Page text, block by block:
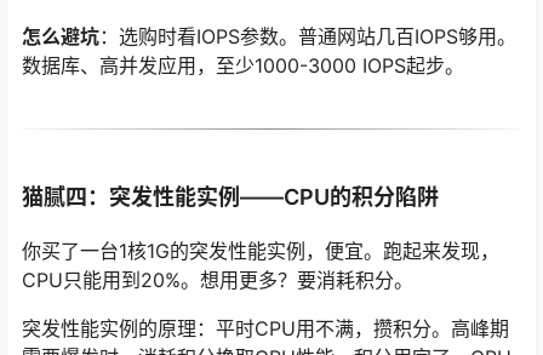
怎么避坑：选购时看IOPS参数。普通网站几百IOPS够用。
数据库、高并发应用，至少1000-3000 IOPS起步。
猫腻四：突发性能实例——CPU的积分陷阱
你买了一台1核1G的突发性能实例，便宜。跑起来发现，
CPU只能用到20%。想用更多？要消耗积分。
突发性能实例的原理：平时CPU用不满，攒积分。高峰期